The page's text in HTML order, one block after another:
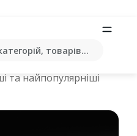
товарів...
та каталоги
та найпопулярніші